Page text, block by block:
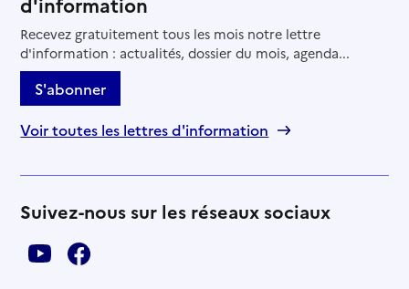
Recevez gratuitement tous les mois notre lettre
d'information : actualités, dossier du mois, agenda...
S'abonner
Voir toutes les lettres d'information
Suivez-nous sur les réseaux sociaux